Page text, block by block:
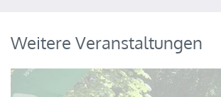
Weitere Veranstaltungen